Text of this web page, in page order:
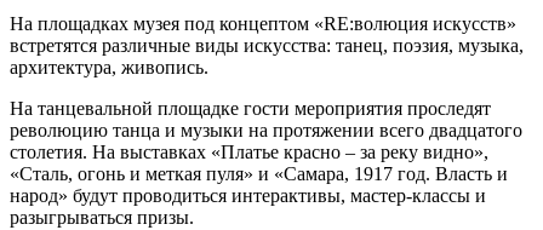
На площадках музея под концептом «RE:волюция искусств»
встретятся различные виды искусства: танец, поэзия, музыка,
архитектура, живопись.
На танцевальной площадке гости мероприятия проследят
революцию танца и музыки на протяжении всего двадцатого
столетия. На выставках «Платье красно – за реку видно»,
«Сталь, огонь и меткая пуля» и «Самара, 1917 год. Власть и
народ» будут проводиться интерактивы, мастер-классы и
разыгрываться призы.